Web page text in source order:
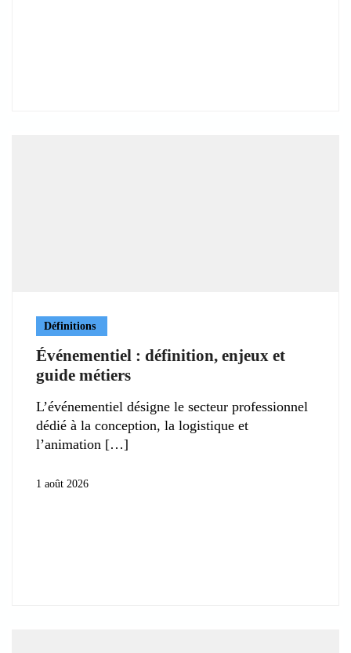
Définitions
Événementiel : définition, enjeux et
guide métiers
L’événementiel désigne le secteur professionnel
dédié à la conception, la logistique et
l’animation
1 août 2026